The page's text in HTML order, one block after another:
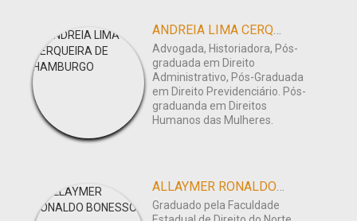
ANDREIA LIMA CERQUEIRA DE HAMBURGO
Advogada, Historiadora, Pós-
graduada em Direito
Administrativo, Pós-Graduada
em Direito Previdenciário. Pós-
graduanda em Direitos
Humanos das Mulheres.
ALLAYMER RONALDO BONESSO
Graduado pela Faculdade